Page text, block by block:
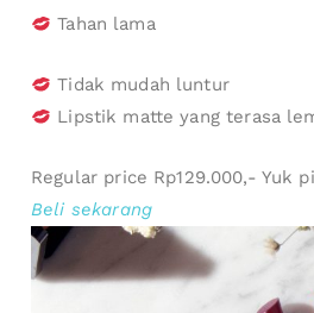
Tahan lama
Tidak mudah luntur
Lipstik matte yang terasa
Regular price Rp129.000,- Yuk
Beli sekarang